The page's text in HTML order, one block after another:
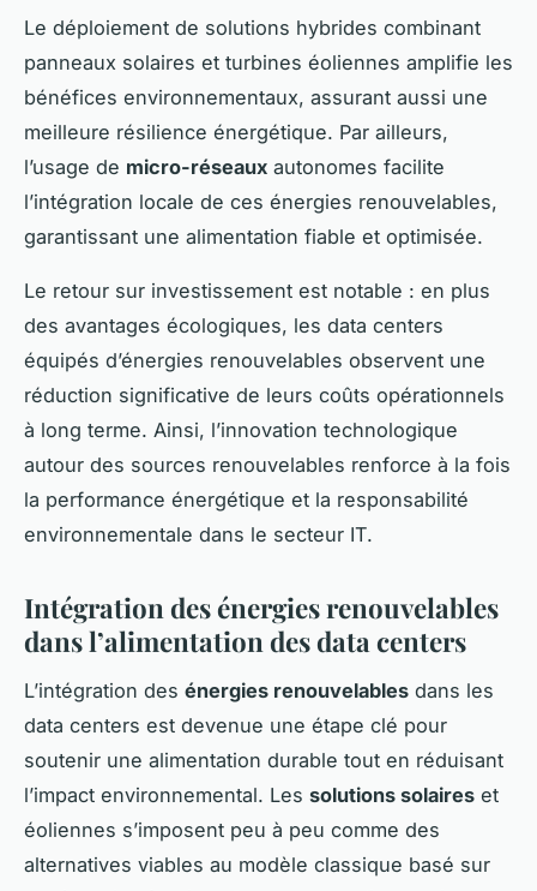
Le déploiement de solutions hybrides combinant
panneaux solaires et turbines éoliennes amplifie les
bénéfices environnementaux, assurant aussi une
meilleure résilience énergétique. Par ailleurs,
l’usage de micro-réseaux autonomes facilite
l’intégration locale de ces énergies renouvelables,
garantissant une alimentation fiable et optimisée.
Le retour sur investissement est notable : en plus
des avantages écologiques, les data centers
équipés d’énergies renouvelables observent une
réduction significative de leurs coûts opérationnels
à long terme. Ainsi, l’innovation technologique
autour des sources renouvelables renforce à la fois
la performance énergétique et la responsabilité
environnementale dans le secteur IT.
Intégration des énergies renouvelables
dans l’alimentation des data centers
L’intégration des énergies renouvelables dans les
data centers est devenue une étape clé pour
soutenir une alimentation durable tout en réduisant
l’impact environnemental. Les solutions solaires et
éoliennes s’imposent peu à peu comme des
alternatives viables au modèle classique basé sur